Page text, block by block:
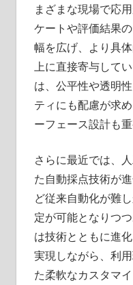
まざまな現場で応
ケートや評価結果
幅を広げ、より具
上に直接寄与して
は、公平性や透明
ティにも配慮が求
ーフェース設計も重
さらに最近では、
た自動採点技術が
ど従来自動化が難
定が可能となりつ
は技術とともに進
実現しながら、利
た柔軟なカスタマ